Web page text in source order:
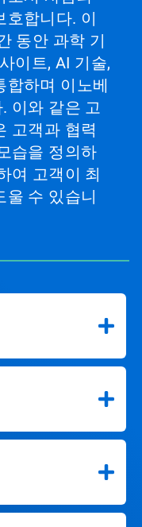
합니다. 이
동안 과학 기
이트, AI 기술,
하며 이노베
이와 같은 고
고객과 협력
습을 정의하
여 고객이 최
수 있습니